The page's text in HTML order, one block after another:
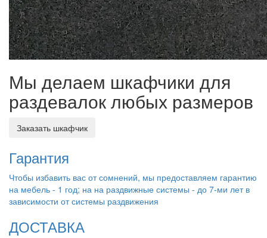
Мы делаем шкафчики для
раздевалок любых размеров
Заказать шкафчик
Гарантия
Чтобы избавить вас от сомнений, мы предоставляем гарантию
на мебель - 1 год; на на раздвижные системы - до 7-ми лет в
зависимости от системы раздвижения
ДОСТАВКА